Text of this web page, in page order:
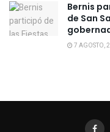
Bernis
de San
7 AGOSTO,